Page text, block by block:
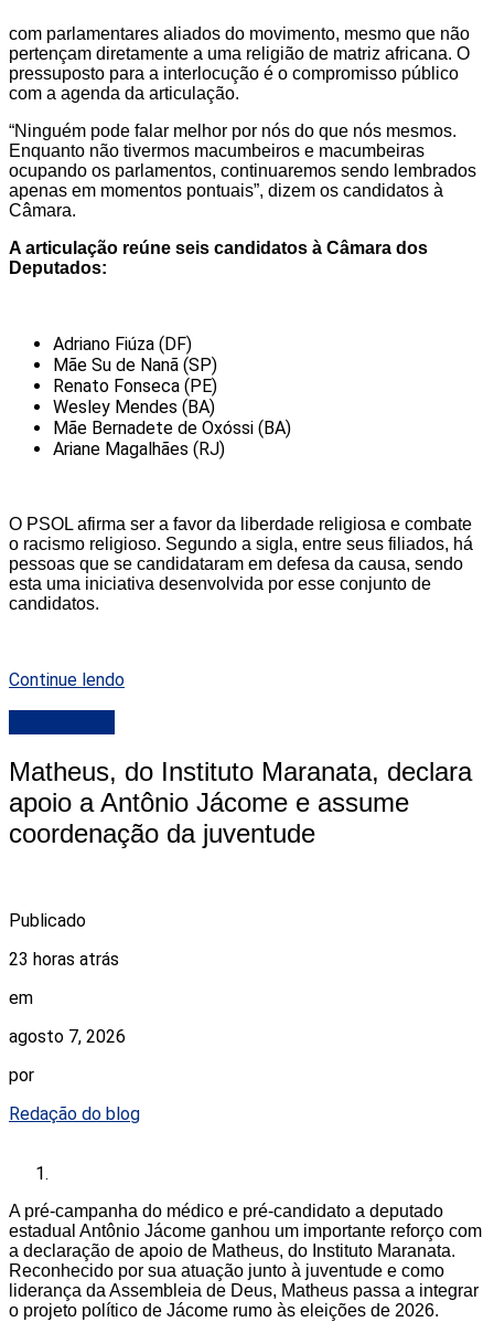
com parlamentares aliados do movimento, mesmo que não
pertençam diretamente a uma religião de matriz africana. O
pressuposto para a interlocução é o compromisso público
com a agenda da articulação.
“Ninguém pode falar melhor por nós do que nós mesmos.
Enquanto não tivermos macumbeiros e macumbeiras
ocupando os parlamentos, continuaremos sendo lembrados
apenas em momentos pontuais”, dizem os candidatos à
Câmara.
A articulação reúne seis candidatos à Câmara dos
Deputados:
Adriano Fiúza (DF)
Mãe Su de Nanã (SP)
Renato Fonseca (PE)
Wesley Mendes (BA)
Mãe Bernadete de Oxóssi (BA)
Ariane Magalhães (RJ)
O PSOL afirma ser a favor da liberdade religiosa e combate
o racismo religioso. Segundo a sigla, entre seus filiados, há
pessoas que se candidataram em defesa da causa, sendo
esta uma iniciativa desenvolvida por esse conjunto de
candidatos.
Continue lendo
Matheus, do Instituto Maranata, declara
apoio a Antônio Jácome e assume
coordenação da juventude
Publicado
23 horas atrás
em
agosto 7, 2026
por
Redação do blog
A pré-campanha do médico e pré-candidato a deputado
estadual Antônio Jácome ganhou um importante reforço com
a declaração de apoio de Matheus, do Instituto Maranata.
Reconhecido por sua atuação junto à juventude e como
liderança da Assembleia de Deus, Matheus passa a integrar
o projeto político de Jácome rumo às eleições de 2026.